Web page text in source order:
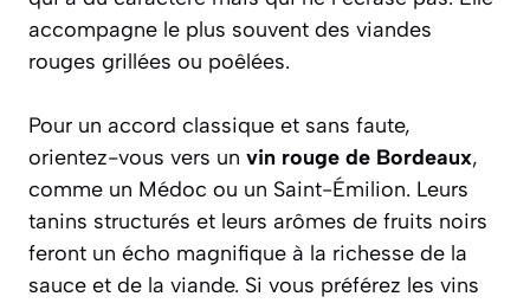
accompagne le plus souvent des viandes
rouges grillées ou poêlées.
Pour un accord classique et sans faute,
orientez-vous vers un vin rouge de Bordeaux,
comme un Médoc ou un Saint-Émilion. Leurs
tanins structurés et leurs arômes de fruits noirs
feront un écho magnifique à la richesse de la
sauce et de la viande. Si vous préférez les vins